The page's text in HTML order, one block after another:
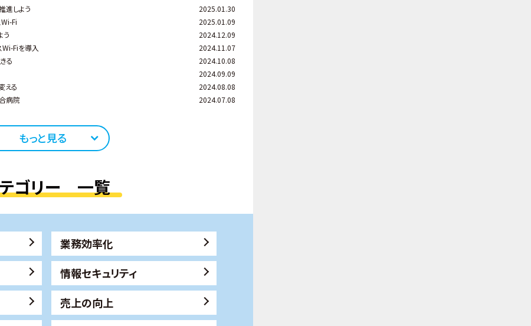
進しよう
2025.01.30
Fi
2025.01.09
う
2024.12.09
Fiを導入
2024.11.07
る
2024.10.08
2024.09.09
える
2024.08.08
病院 2024.07.08
もっと見る
ゴリー 一覧
業務効率化
情報セキュリティ
売上の向上